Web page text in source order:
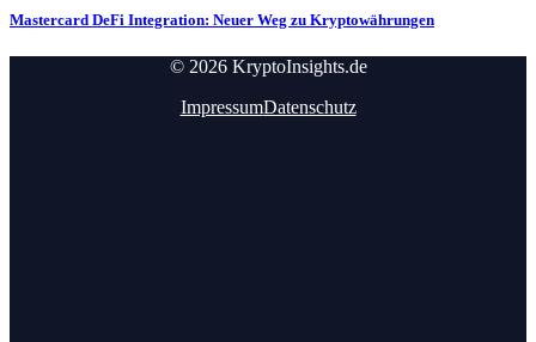
Mastercard DeFi Integration: Neuer Weg zu Kryptowährungen
© 2026 KryptoInsights.de
ImpressumDatenschutz